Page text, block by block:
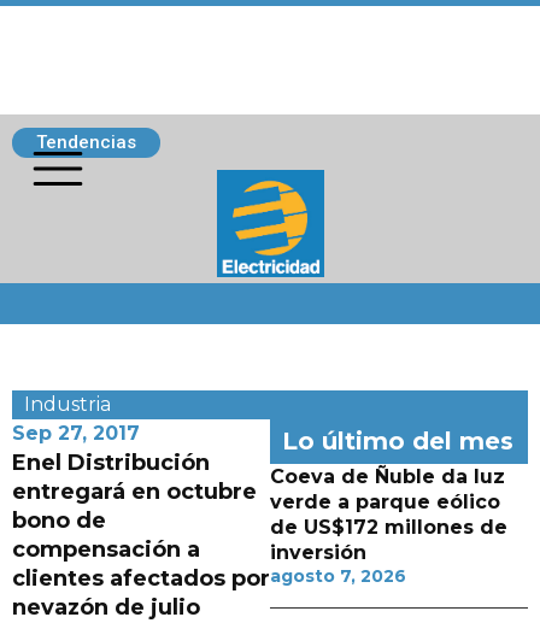
Tendencias
Industria
Sep 27, 2017
Enel Distribución
entregará en octubre
bono de
compensación a
clientes afectados por
nevazón de julio
Lo último del mes
Coeva de Ñuble da luz
verde a parque eólico
de US$172 millones de
inversión
agosto 7, 2026